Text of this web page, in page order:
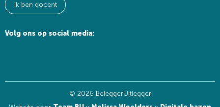
Ik ben docent
Volg ons op social media:
© 2026 BeleggerUitlegger